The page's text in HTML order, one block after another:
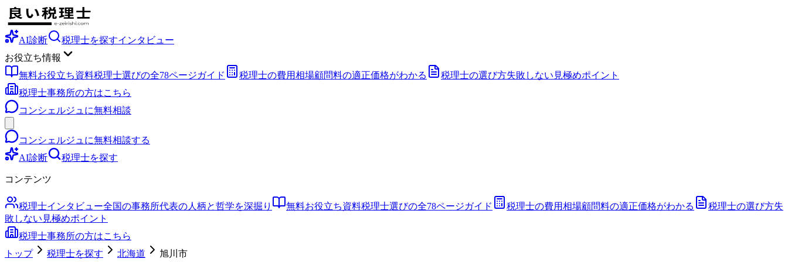
AI診断 税理士を探すインタビュー
お役立ち情報
無料お役立ち資料税理士選びの全78ページガイド 税理士の費用相場顧問料の適正価格がわかる 税理士の選び方失敗しない見極めポイント
税理士事務所の方はこちら
コンシェルジュに無料相談
コンシェルジュに無料相談する
AI診断
税理士を探す
コンテンツ
税理士インタビュー全国の事務所代表の人柄と哲学を深掘り 無料お役立ち資料税理士選びの全78ページガイド 税理士の費用相場顧問料の適正価格がわかる 税理士の選び方失
敗しない見極めポイント
税理士事務所の方はこちら
トップ
税理士を探す 北海道 旭川市